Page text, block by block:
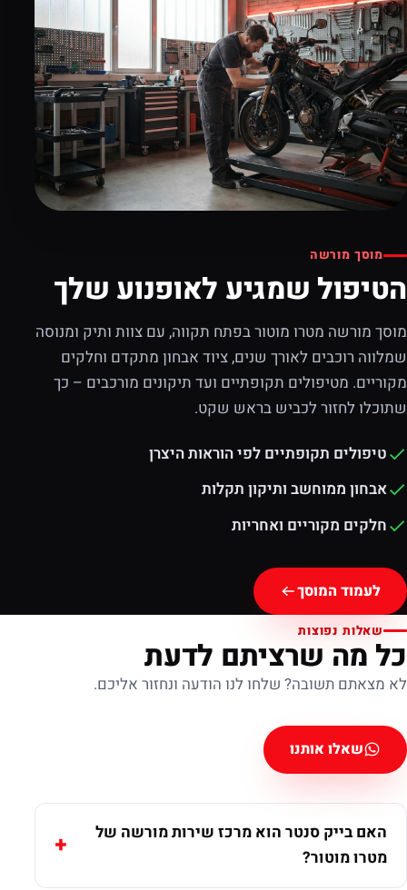
מוסך מורשה
הטיפול שמגיע לאופנוע שלך
מוסך מורשה מטרו מוטור בפתח תקווה, עם צוות ותיק ומנוסה
שמלווה רוכבים לאורך שנים, ציוד אבחון מתקדם וחלקים
מקוריים. מטיפולים תקופתיים ועד תיקונים מורכבים – כך
שתוכלו לחזור לכביש בראש שקט.
טיפולים תקופתיים לפי הוראות היצרן
אבחון ממוחשב ותיקון תקלות
חלקים מקוריים ואחריות
לעמוד המוסך
שאלות נפוצות
כל מה שרציתם לדעת
לא מצאתם תשובה? שלחו לנו הודעה ונחזור אליכם.
שאלו אותנו
האם בייק סנטר הוא מרכז שירות מורשה של
מטרו מוטור?